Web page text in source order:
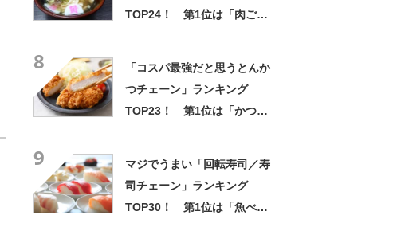
TOP24！ 第1位は「肉ごぼ
8
「コスパ最強だと思うとんか
つチェーン」ランキング
TOP23！ 第1位は「かつ
9
マジでうまい「回転寿司／寿
司チェーン」ランキング
TOP30！ 第1位は「魚べ